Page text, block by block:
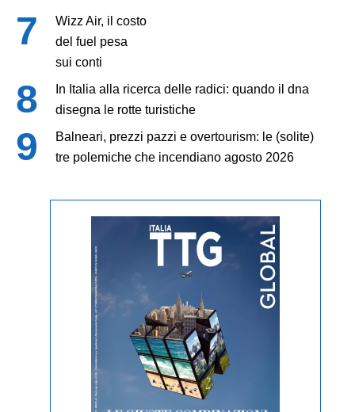
Wizz Air, il costo
del fuel pesa
sui conti
In Italia alla ricerca delle radici: quando il dna
disegna le rotte turistiche
Balneari, prezzi pazzi e overtourism: le (solite)
tre polemiche che incendiano agosto 2026